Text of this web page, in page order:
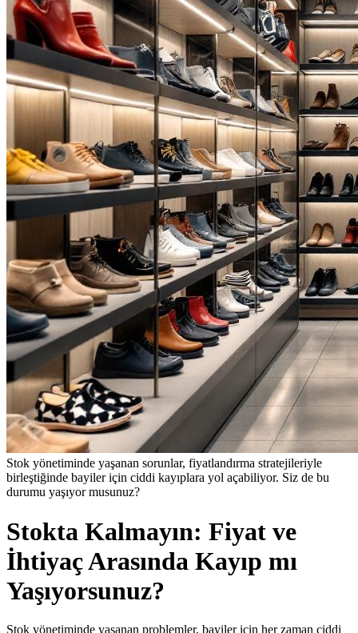
Stok yönetiminde yaşanan sorunlar, fiyatlandırma stratejileriyle
birleştiğinde bayiler için ciddi kayıplara yol açabiliyor. Siz de bu
durumu yaşıyor musunuz?
Stokta Kalmayın: Fiyat ve
İhtiyaç Arasında Kayıp mı
Yaşıyorsunuz?
Stok yönetiminde yaşanan problemler, bayiler için her zaman ciddi